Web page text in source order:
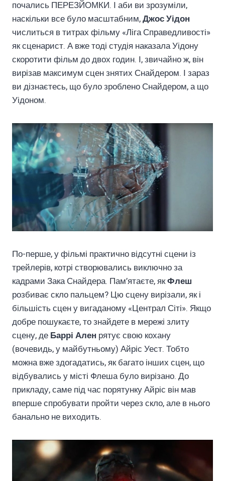
почались ПЕРЕЗЙОМКИ. І аби ви зрозуміли,
наскільки все було масштабним,Джос Уідон
числиться в титрах фільму «Ліга Справедливості»
як сценарист. А вже тоді студія наказала Уідону
скоротити фільм до двох годин. І, звичайно ж, він
вирізав максимум сцен знятих Снайдером. І зараз
ви дізнаєтесь, що було зроблено Снайдером, а що
Уідоном.
По-перше, у фільмі практично відсутні сцени із
трейлерів, котрі створювались виключно за
кадрами Зака Снайдера. Пам’ятаєте, якФлеш
розбиває скло пальцем? Цю сцену вирізали, як і
більшість сцен у вигаданому «Централ Сіті». Якщо
добре пошукаєте, то знайдете в мережі злиту
сцену, де Баррі Ален рятує свою кохану
(вочевидь, у майбутньому) Айріс Уест. Тобто
можна вже здогадатись, як багато інших сцен, що
відбувались у місті Флеша було вирізано. До
прикладу, саме під час порятунку Айріс він мав
вперше спробувати пройти через скло, але в нього
банально не виходить.